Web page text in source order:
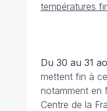
températures
Du 30 au 31
mettent fin à
notamment en
Centre de la